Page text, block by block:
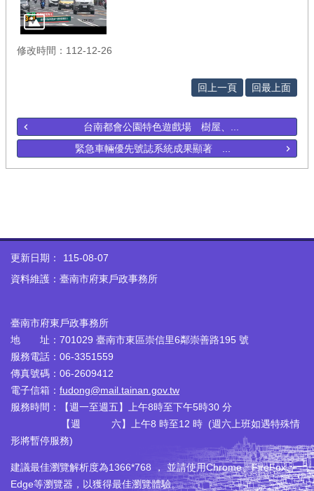
修改時間：112-12-26
回上一頁 回最上面
台南都會公園特色遊戲場 樹屋、...
緊急車輛優先號誌系統成果顯著 ...
更新日期：
115-08-07
資料維護：臺南市府東戶政事務所
臺南市府東戶政事務所
地 址：701029 臺南市東區崇信里6鄰崇善路195 號
服務電話：06-3351559
傳真號碼：06-2609412
電子信箱： fudong@mail.tainan.gov.tw
服務時間：【週一至週五】上午8時至下午5時30 分
【週 六】上午8 時至12 時 (週六上班如遇特殊情
形將暫停服務)
建議最佳瀏覽解析度為1366*768 ， 並請使用Chrome、FireFox、
Edge等瀏覽器，以獲得最佳瀏覽體驗。